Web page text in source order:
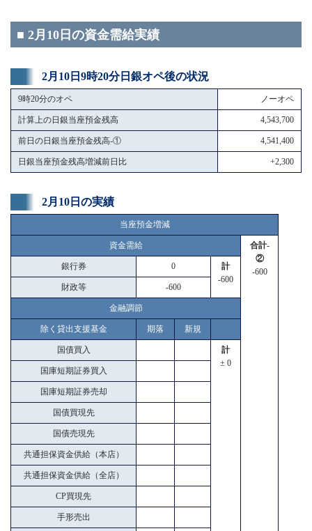
■ 2月10日の資金需給実績
2月10日9時20分日銀オペ後の状況
9時20分のオペ ノーオペ
計算上の日銀当座預金残高 4,543,700
前日の日銀当座預金残高-① 4,541,400
日銀当座預金残高増減前日比 +2,300
2月10日の実績
当座預金増減
資金需給
合計-
②
-600
銀行券 0
計
-600
財政等 -600
金融調節
除く貸出支援基金 期落 新規
国債買入
計
± 0
国庫短期証券買入
国庫短期証券売却
国債買現先
国債売現先
共通担保資金供給（本店）
共通担保資金供給（全店）
CP買現先
手形売出